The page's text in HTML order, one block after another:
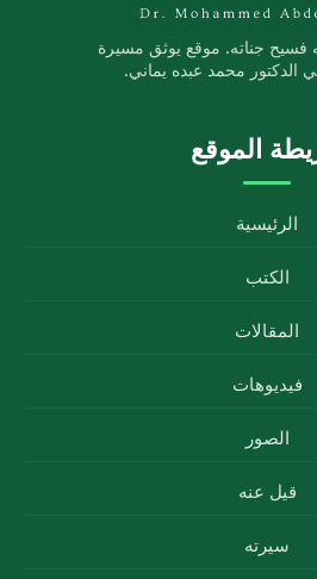
فسيح جناته. موقع يوثق مسيرة
الدكتور محمد عبده يماني.
الموقع
الرئيسية
الكتب
المقالات
فيديوهات
الصور
قيل عنه
سيرته